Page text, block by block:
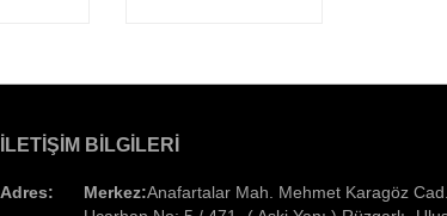
İLETIŞIM BILGILERI
Adres: Merkez:Anafartalar Mah. Mehmet Karagöz Cad.